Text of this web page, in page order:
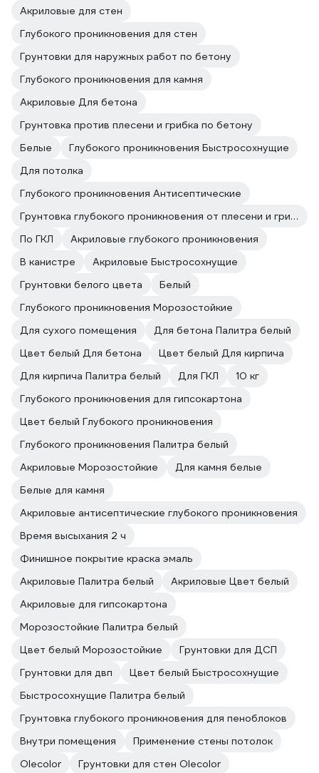
Акриловые для стен
Глубокого проникновения для стен
Грунтовки для наружных работ по бетону
Глубокого проникновения для камня
Акриловые Для бетона
Грунтовка против плесени и грибка по бетону
Белые
Глубокого проникновения Быстросохнущие
Для потолка
Глубокого проникновения Антисептические
Грунтовка глубокого проникновения от плесени и грибка
По ГКЛ
Акриловые глубокого проникновения
В канистре
Акриловые Быстросохнущие
Грунтовки белого цвета
Белый
Глубокого проникновения Морозостойкие
Для сухого помещения
Для бетона Палитра белый
Цвет белый Для бетона
Цвет белый Для кирпича
Для кирпича Палитра белый
Для ГКЛ
10 кг
Глубокого проникновения для гипсокартона
Цвет белый Глубокого проникновения
Глубокого проникновения Палитра белый
Акриловые Морозостойкие
Для камня белые
Белые для камня
Акриловые антисептические глубокого проникновения
Время высыхания 2 ч
Финишное покрытие краска эмаль
Акриловые Палитра белый
Акриловые Цвет белый
Акриловые для гипсокартона
Морозостойкие Палитра белый
Цвет белый Морозостойкие
Грунтовки для ДСП
Грунтовки для двп
Цвет белый Быстросохнущие
Быстросохнущие Палитра белый
Грунтовка глубокого проникновения для пеноблоков
Внутри помещения
Применение стены потолок
Olecolor
Грунтовки для стен Olecolor